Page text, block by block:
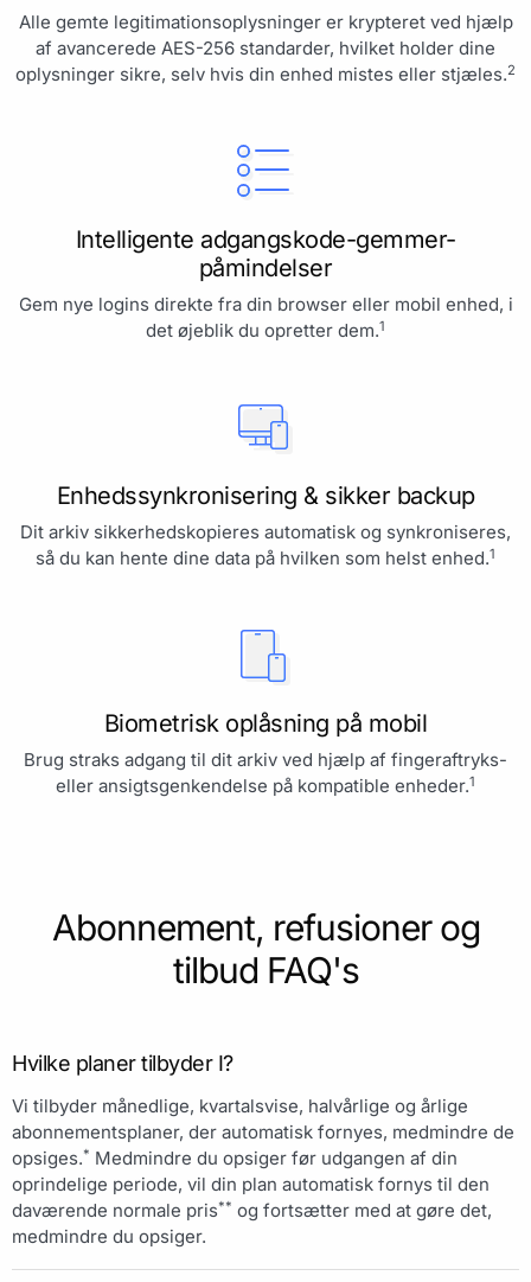
Alle gemte legitimationsoplysninger er krypteret ved hjælp
af avancerede AES-256 standarder, hvilket holder dine
oplysninger sikre, selv hvis din enhed mistes eller stjæles.2
Intelligente adgangskode-gemmer-
påmindelser
Gem nye logins direkte fra din browser eller mobil enhed, i
det øjeblik du opretter dem.1
Enhedssynkronisering & sikker backup
Dit arkiv sikkerhedskopieres automatisk og synkroniseres,
så du kan hente dine data på hvilken som helst enhed.1
Biometrisk oplåsning på mobil
Brug straks adgang til dit arkiv ved hjælp af fingeraftryks-
eller ansigtsgenkendelse på kompatible enheder.1
Abonnement, refusioner og
tilbud FAQ's
Hvilke planer tilbyder I?
Vi tilbyder månedlige, kvartalsvise, halvårlige og årlige
abonnementsplaner, der automatisk fornyes, medmindre de
opsiges.* Medmindre du opsiger før udgangen af din
oprindelige periode, vil din plan automatisk fornys til den
daværende normale pris** og fortsætter med at gøre det,
medmindre du opsiger.